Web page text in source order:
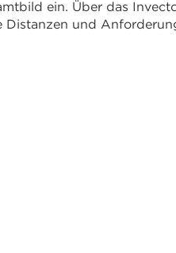
ein. Über das
und